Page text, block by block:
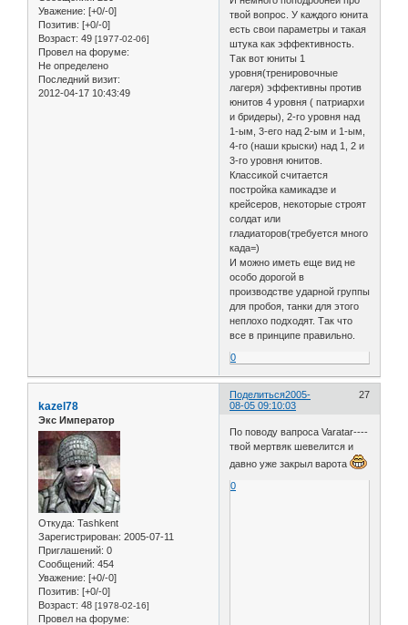
Уважение: [+0/-0]
Позитив: [+0/-0]
Возраст: 49 [1977-02-06]
Провел на форуме:
Не определено
Последний визит:
2012-04-17 10:43:49
твой вопрос. У каждого юнита
есть свои параметры и такая
штука как эффективность.
Так вот юниты 1
уровня(тренировочные
лагеря) эффективны против
юнитов 4 уровня ( патриархи
и бридеры), 2-го уровня над
1-ым, 3-его над 2-ым и 1-ым,
4-го (наши крыски) над 1, 2 и
3-го уровня юнитов.
Классикой считается
постройка камикадзе и
крейсеров, некоторые строят
солдат или
гладиаторов(требуется много
када=)
И можно иметь еще вид не
особо дорогой в
производстве ударной группы
для пробоя, танки для этого
неплохо подходят. Так что
все в принципе правильно.
0
Поделиться 27
2005-
08-05 09:10:03
kazel78
Экс Император
Откуда: Tashkent
Зарегистрирован: 2005-07-11
Приглашений: 0
Сообщений: 454
Уважение: [+0/-0]
Позитив: [+0/-0]
Возраст: 48 [1978-02-16]
Провел на форуме:
По поводу вапроса Varatar----
твой мертвяк шевелится и
давно уже закрыл варота
0